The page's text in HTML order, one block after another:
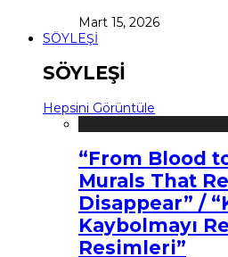
Mart 15, 2026
SÖYLEŞİ
SÖYLEŞİ
Hepsini Görüntüle
“From Blood
Murals That
Disappear” /
Kaybolmayı
Resimleri”